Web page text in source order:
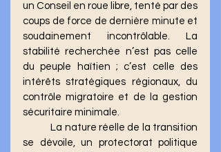
un Conseil en roue libre, tenté par des
coups de force de dernière minute et
soudainement incontrôlable. La
stabilité recherchée n’est pas celle
du peuple haïtien ; c’est celle des
intérêts stratégiques régionaux, du
contrôle migratoire et de la gestion
sécuritaire minimale.
se dévoile, un protectorat politique